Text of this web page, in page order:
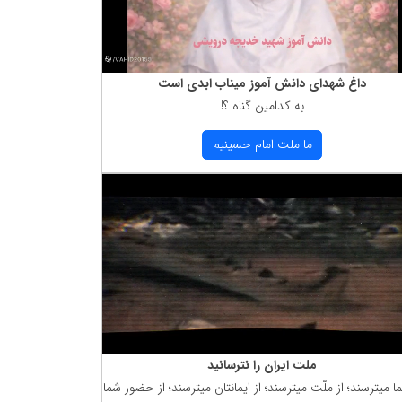
داغ شهدای دانش آموز میناب ابدی است
به كدامین گناه ؟!
ما ملت امام حسینیم
ملت ایران را نترسانید
میترسند؛ از ملّت میترسند؛ از ایمانتان میترسند؛ از حضور شما